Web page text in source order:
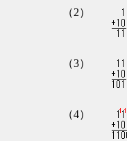
（2）
（3）
（4）